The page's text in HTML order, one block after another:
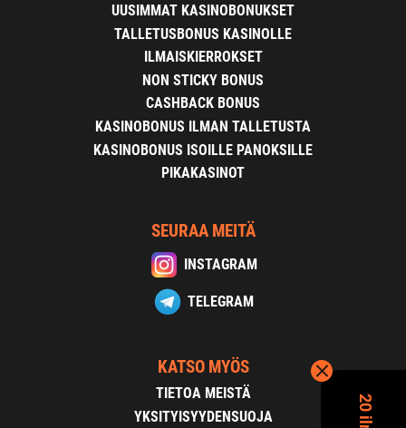
UUSIMMAT KASINOBONUKSET
TALLETUSBONUS KASINOLLE
ILMAISKIERROKSET
NON STICKY BONUS
CASHBACK BONUS
KASINOBONUS ILMAN TALLETUSTA
KASINOBONUS ISOILLE PANOKSILLE
PIKAKASINOT
SEURAA MEITÄ
INSTAGRAM
TELEGRAM
KATSO MYÖS
TIETOA MEISTÄ
YKSITYISYYDENSUOJA